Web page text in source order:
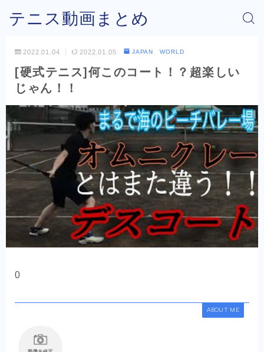
テニス動画まとめ
2022.01.04 2022.01.05 JAPAN WORLD
[硬式テニス]何このコート！？超楽しい
じゃん！！
0
ABOUT ME